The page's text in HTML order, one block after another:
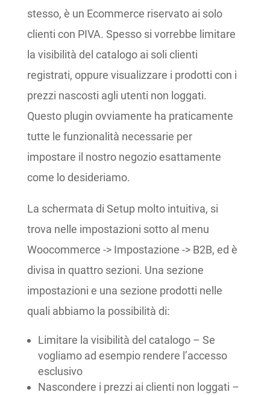
stesso, è un Ecommerce riservato ai solo
clienti con PIVA. Spesso si vorrebbe limitare
la visibilità del catalogo ai soli clienti
registrati, oppure visualizzare i prodotti con i
prezzi nascosti agli utenti non loggati.
Questo plugin ovviamente ha praticamente
tutte le funzionalità necessarie per
impostare il nostro negozio esattamente
come lo desideriamo.
La schermata di Setup molto intuitiva, si
trova nelle impostazioni sotto al menu
Woocommerce -> Impostazione -> B2B, ed è
divisa in quattro sezioni. Una sezione
impostazioni e una sezione prodotti nelle
quali abbiamo la possibilità di:
Limitare la visibilità del catalogo – Se
vogliamo ad esempio rendere l’accesso
esclusivo
Nascondere i prezzi ai clienti non loggati –